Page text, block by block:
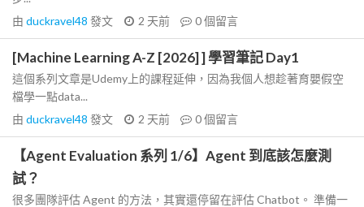
由 duckravel48 發文 2 天前 0個留言
[Machine Learning A-Z [2026] ] 學習筆記 Day1
這個系列文章是Udemy上的課程延伸，因為我個人想趁著育嬰假空
檔學一點data...
由 duckravel48 發文 2 天前 0個留言
【Agent Evaluation 系列 1/6】Agent 到底該怎麼測
試？
很多團隊評估 Agent 的方法，其實還停留在評估 Chatbot。 準備一